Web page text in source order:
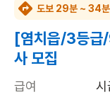
도보 29분 ~ 34분
[염치읍/3등급
사 모집
급여